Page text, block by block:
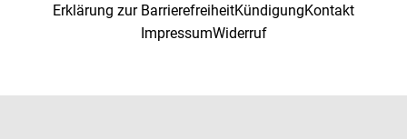
Erklärung zur BarrierefreiheitKündigungKontakt
ImpressumWiderruf